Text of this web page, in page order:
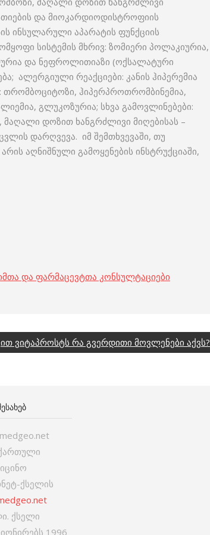
და მიოკარდიოდისტროფიის
ინსულარული აპარატის ფუნქციის
სისტემის მხრივ: ზომიერი პოლაკიურია,
და ნეფროლითიაზი (ოქსალატური
ალერგიული რეაქციები: კანის ჰიპერემია
ჰიპერპროთრომბინემია,
გლუკოზურია; სხვა გამოვლინებები:
მაღალი დოზით ხანგრძლივი მიღებისას –
დარღვევა. იმ შემთხვევაში, თუ
აღნიშნული გამოყენების ინსტრუქციაში,
და ფარმაცევტთა კონსულტაციები
ვიტაპროსტს რა გვერდითი მოვლენები აქვს?
ქსელის
ქსელი
1996